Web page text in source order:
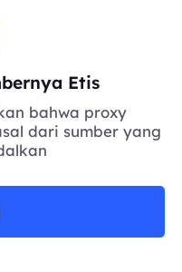
Etis
bahwa proxy
dari sumber yang